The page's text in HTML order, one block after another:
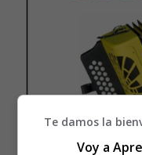
Te damos la
Voy a